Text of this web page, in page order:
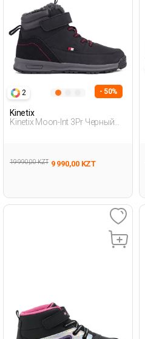
2 - 50%
Kinetix
Kinetix Moon-Int 3Pr Черный
19 990,00 KZT 9 990,00 KZT